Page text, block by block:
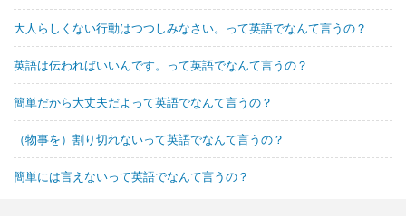
大人らしくない行動はつつしみなさい。って英語でなんて言うの？
英語は伝わればいいんです。って英語でなんて言うの？
簡単だから大丈夫だよって英語でなんて言うの？
（物事を）割り切れないって英語でなんて言うの？
簡単には言えないって英語でなんて言うの？